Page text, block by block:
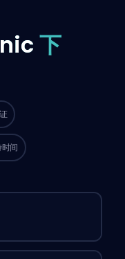
下
给这位 booster，所以等的
站上正常下单还要久一点。
间